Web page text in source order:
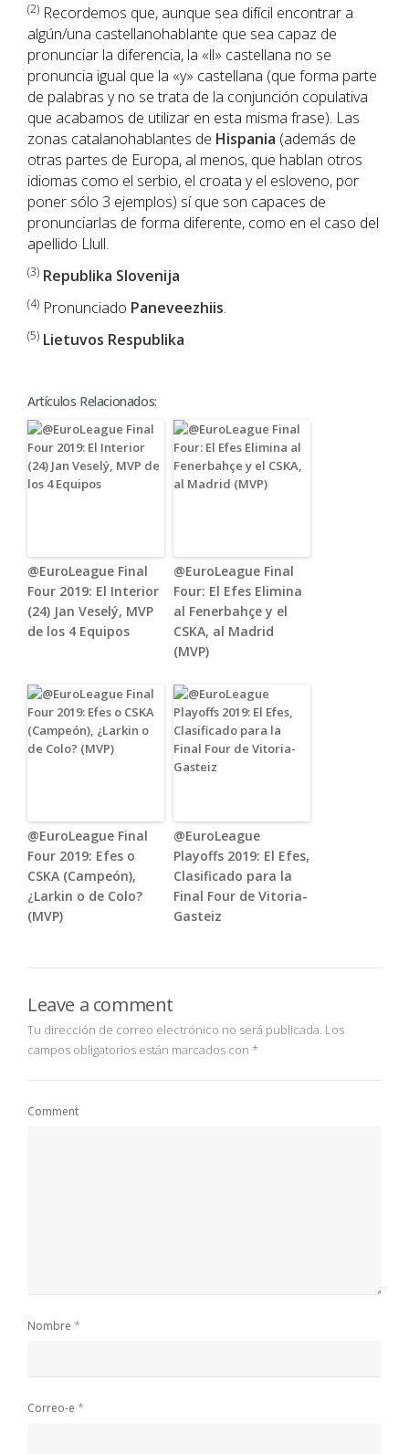
(2) Recordemos que, aunque sea difícil encontrar a
algún/una castellanohablante que sea capaz de
pronunciar la diferencia, la «ll» castellana no se
pronuncia igual que la «y» castellana (que forma parte
de palabras y no se trata de la conjunción copulativa
que acabamos de utilizar en esta misma frase). Las
zonas catalanohablantes de Hispania (además de
otras partes de Europa, al menos, que hablan otros
idiomas como el serbio, el croata y el esloveno, por
poner sólo 3 ejemplos) sí que son capaces de
pronunciarlas de forma diferente, como en el caso del
apellido Llull.
(3) Republika Slovenija
(4) Pronunciado Paneveezhiis.
(5) Lietuvos Respublika
Artículos Relacionados:
@EuroLeague Final
Four 2019: El Interior
(24) Jan Veselý, MVP
de los 4 Equipos
@EuroLeague Final
Four: El Efes Elimina
al Fenerbahçe y el
CSKA, al Madrid
(MVP)
@EuroLeague Final
Four 2019: Efes o
CSKA (Campeón),
¿Larkin o de Colo?
(MVP)
@EuroLeague
Playoffs 2019: El Efes,
Clasificado para la
Final Four de Vitoria-
Gasteiz
Leave a comment
Tu dirección de correo electrónico no será publicada. Los
campos obligatorios están marcados con *
Comment
Nombre *
Correo-e *